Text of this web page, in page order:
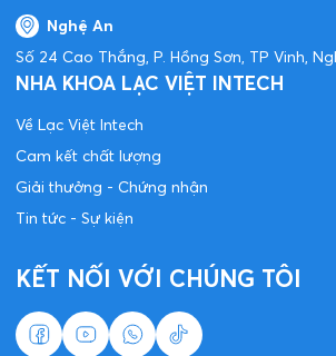
NHA KHOA LẠC VIỆT INTECH
Về Lạc Việt Intech
Cam kết chất lượng
Giải thưởng - Chứng nhận
Tin tức - Sự kiện
KẾT NỐI VỚI CHÚNG TÔI
Nghệ An
Số 24 Cao Thắng, P. Hồng Sơn, TP Vinh,